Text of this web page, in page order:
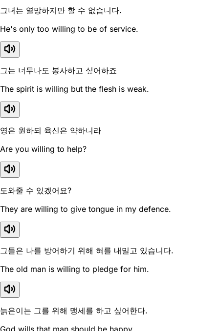
그녀는 열망하지만 할 수 없습니다.
He's only too willing to be of service.
그는 너무나도 봉사하고 싶어하죠
The spirit is willing but the flesh is weak.
영은 원하되 육신은 약하니라
Are you willing to help?
도와줄 수 있겠어요?
They are willing to give tongue in my defence.
그들은 나를 방어하기 위해 혀를 내밀고 있습니다.
The old man is willing to pledge for him.
늙은이는 그를 위해 맹세를 하고 싶어한다.